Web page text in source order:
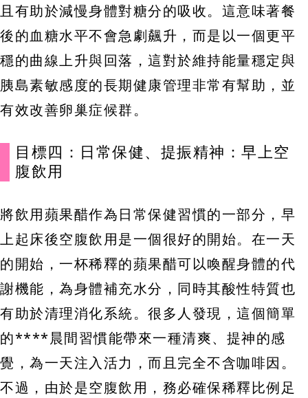
且有助於減慢身體對糖分的吸收。這意味著餐
後的血糖水平不會急劇飆升，而是以一個更平
穩的曲線上升與回落，這對於維持能量穩定與
胰島素敏感度的長期健康管理非常有幫助，並
有效改善卵巢症候群。
目標四：日常保健、提振精神：早上空
腹飲用
將飲用蘋果醋作為日常保健習慣的一部分，早
上起床後空腹飲用是一個很好的開始。在一天
的開始，一杯稀釋的蘋果醋可以喚醒身體的代
謝機能，為身體補充水分，同時其酸性特質也
有助於清理消化系統。很多人發現，這個簡單
的****晨間習慣能帶來一種清爽、提神的感
覺，為一天注入活力，而且完全不含咖啡因。
不過，由於是空腹飲用，務必確保稀釋比例足